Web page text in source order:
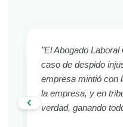
chevron_left
"El Abogado
caso de despido
empresa mintió con
la empresa, y en
verdad, ganando